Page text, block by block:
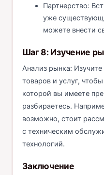
Партнерство:
уже
можете внести
Шаг 8: Изучение
Анализ рынка:
товаров и услуг,
которой вы имеете
разбираетесь.
возможно, стоит
с техническим
технологий.
Заключение